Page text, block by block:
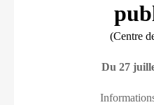
(Centre
Du 27